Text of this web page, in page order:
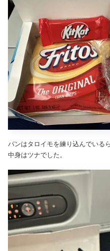
パンはタロイモを練り込んでいる
中身はツナでした。